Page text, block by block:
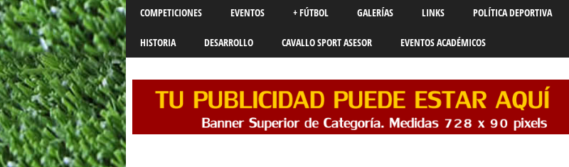
contentCOMPETICIONES EVENTOS + FÚTBOL GALERÍAS LINKS POLÍTICA DEPORTIVA
HISTORIA DESARROLLO CAVALLO SPORT ASESOR EVENTOS ACADÉMICOS